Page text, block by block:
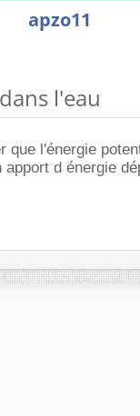
apzo11
l'eau
que l'énergie
d énergie